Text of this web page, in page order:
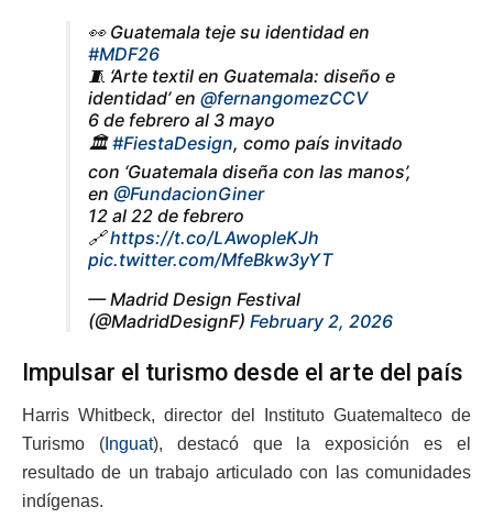
👀 Guatemala teje su identidad en
#MDF26
🧵 ‘Arte textil en Guatemala: diseño e
identidad’ en @fernangomezCCV
6 de febrero al 3 mayo
🏛️#FiestaDesign, como país invitado
con ‘Guatemala diseña con las manos’,
en @FundacionGiner
12 al 22 de febrero
🔗https://t.co/LAwopleKJh
pic.twitter.com/MfeBkw3yYT
— Madrid Design Festival
(@MadridDesignF) February 2, 2026
Impulsar el turismo desde el arte del país
Harris Whitbeck, director del Instituto Guatemalteco de
Turismo (Inguat), destacó que la exposición es el
resultado de un trabajo articulado con las comunidades
indígenas.